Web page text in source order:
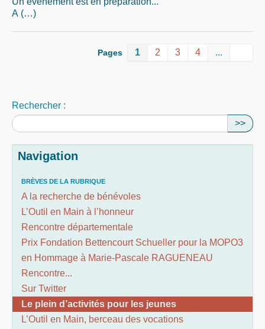
A (…)
Pages 1 2 3 4 ...
Rechercher :
>>
Navigation
BRÈVES DE LA RUBRIQUE
A la recherche de bénévoles
L’Outil en Main à l’honneur
Rencontre départementale
Prix Fondation Bettencourt Schueller pour la MOPO3
en Hommage à Marie-Pascale RAGUENEAU
Rencontre...
Sur Twitter
Le plein d’activités pour les jeunes
L’Outil en Main, berceau des vocations